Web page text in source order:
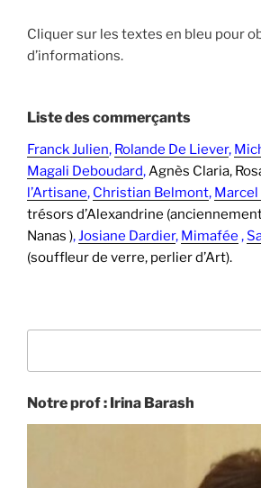
Cliquer sur les textes en bleu pour
d’informations.
Liste des commerçants
Franck Julien, Rolande De Liever,
Magali Deboudard,Agnès Claria,
l’Artisane, Christian Belmont,
trésors d’Alexandrine
Nanas ),Josiane Dardier, Mimafée ,
(souffleur de verre, perlier d’Art).
Notre prof : Irina Barash